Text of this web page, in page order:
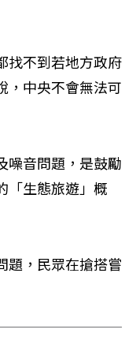
找不到若地方政府
，中央不會無法可
噪音問題，是鼓勵
「生態旅遊」概
題，民眾在搶搭嘗